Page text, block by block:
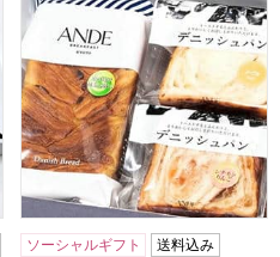
ソーシャルギフト 送料込み